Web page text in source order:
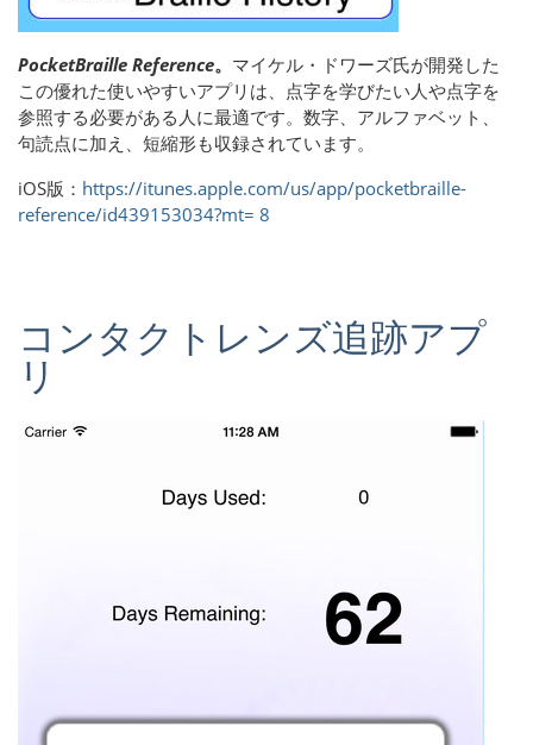
PocketBraille Reference。 マイケル・ドワーズ氏が開発した
この優れた使いやすいアプリは、点字を学びたい人や点字を
参照する必要がある人に最適です。数字、アルファベット、
句読点に加え、短縮形も収録されています。
iOS版： https://itunes.apple.com/us/app/pocketbraille-
reference/id439153034?mt= 8
コンタクトレンズ追跡アプ
リ